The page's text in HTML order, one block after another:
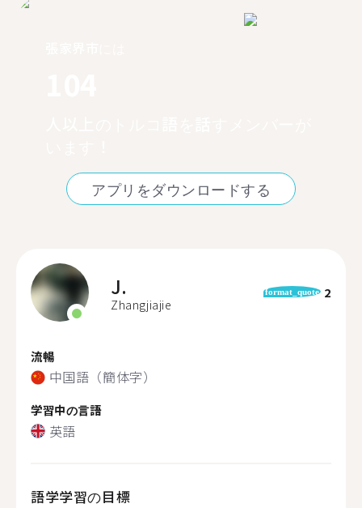
アプリをダウンロードする
J.
Zhangjiajie
format_quote 2
流暢
中国語（簡体字）
学習中の言語
英語
語学学習の目標